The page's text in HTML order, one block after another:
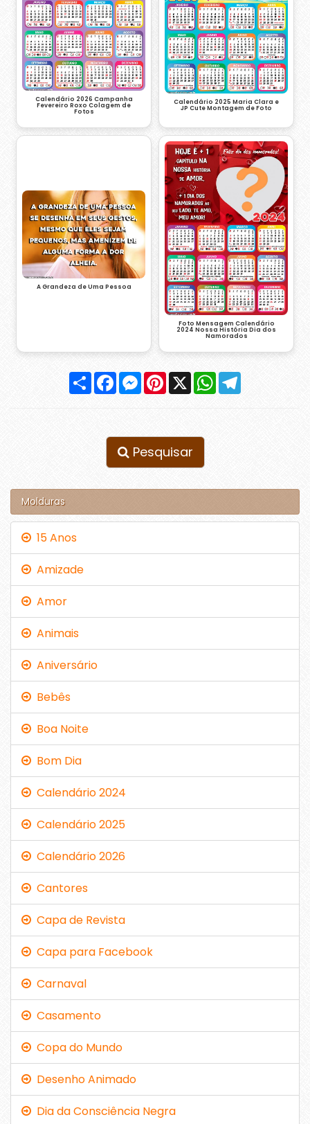
Calendário 2026 Campanha
Fevereiro Roxo Colagem de
Fotos
Calendário 2025 Maria Clara e
JP Cute Montagem de Foto
A Grandeza de Uma Pessoa
Foto Mensagem Calendário
2024 Nossa História Dia dos
Namorados
Compartilhar
FacebookMessenger
Pinterest
X WhatsApp
Pesquisar
Molduras
15 Anos
Amizade
Amor
Animais
Aniversário
Bebês
Boa Noite
Bom Dia
Calendário 2024
Calendário 2025
Calendário 2026
Cantores
Capa de Revista
Capa para Facebook
Carnaval
Casamento
Copa do Mundo
Desenho Animado
Dia da Consciência Negra